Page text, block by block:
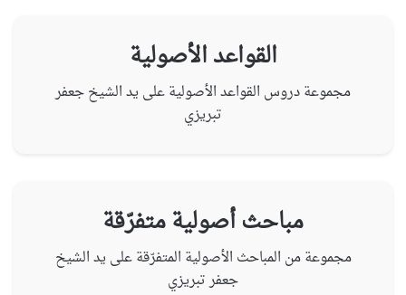
القواعد الأصولية
مجموعة دروس القواعد الأصولية على يد الشيخ جعفر
تبريزي
مباحث أصولية متفرّقة
مجموعة من المباحث الأصولية المتفرّقة على يد الشيخ
جعفر تبريزي